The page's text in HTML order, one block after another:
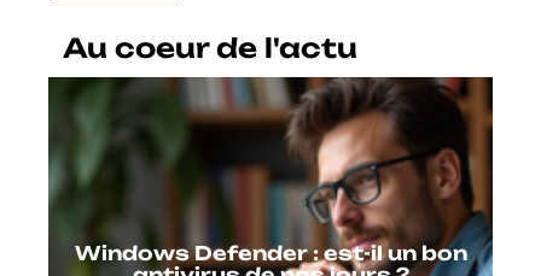
Au coeur de l'actu
Windows Defender : est-il un bon